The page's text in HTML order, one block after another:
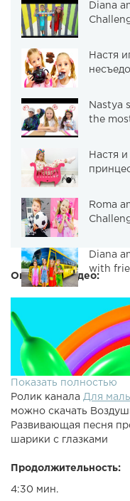
Diana
Настя
Nastya
the
Настя и
Roma
Diana
with
Описание видео:
Показать полностью
Ролик канала Для
можно скачать
Развивающая песня
шарики с глазками
Продолжительность:
4:30 мин.